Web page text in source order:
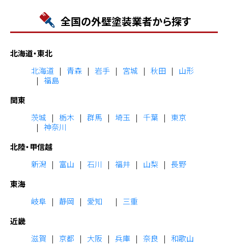
全国の外壁塗装業者から探す
北海道・東北
北海道
青森 岩手 宮城 秋田
山形
福島
関東
茨城
栃木 群馬 埼玉 千葉
東京
神奈川
北陸・甲信越
新潟
富山 石川 福井 山梨
長野
東海
岐阜
静岡 愛知
三重
近畿
滋賀
京都 大阪 兵庫 奈良
和歌山